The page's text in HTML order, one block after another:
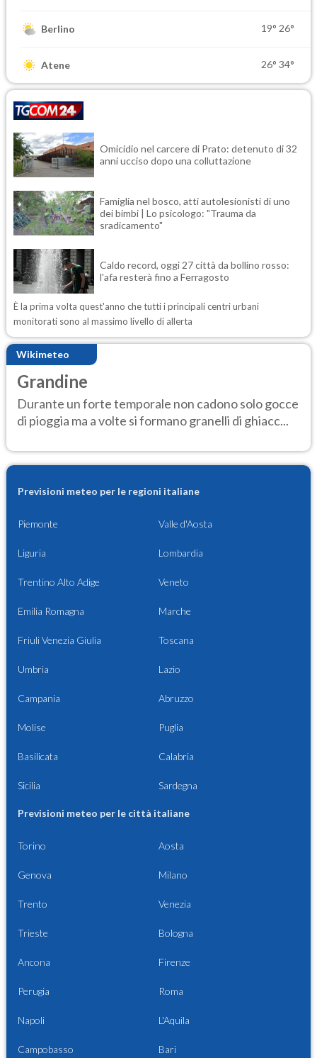
Berlino 19° 26°
Atene 26° 34°
Omicidio nel carcere di Prato: detenuto di 32
anni ucciso dopo una colluttazione
Famiglia nel bosco, atti autolesionisti di uno
dei bimbi | Lo psicologo: "Trauma da
sradicamento"
Caldo record, oggi 27 città da bollino rosso:
l'afa resterà fino a Ferragosto
È la prima volta quest'anno che tutti i principali centri urbani
monitorati sono al massimo livello di allerta
Wikimeteo
Grandine
Durante un forte temporale non cadono solo gocce
di pioggia ma a volte si formano granelli di ghiacc...
Previsioni meteo per le regioni italiane
Piemonte Valle d'Aosta
Liguria Lombardia
Trentino Alto Adige Veneto
Emilia Romagna Marche
Friuli Venezia Giulia Toscana
Umbria Lazio
Campania Abruzzo
Molise Puglia
Basilicata Calabria
Sicilia Sardegna
Previsioni meteo per le città italiane
Torino Aosta
Genova Milano
Trento Venezia
Trieste Bologna
Ancona Firenze
Perugia Roma
Napoli L'Aquila
Campobasso Bari